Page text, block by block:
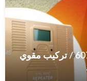
مقوي سيرفس قرطبة / 60709445 / تركيب مقوي